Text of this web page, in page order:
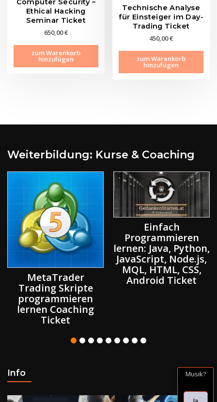
Computer Security –
Ethical Hacking
Seminar Ticket
650,00€
zum Warenkorb
hinzufügen
Technische Analyse
für Einsteiger im Day-
Trading Ticket
450,00€
zum Warenkorb
hinzufügen
Weiterbildung: Kurse & Coaching
Einfach
Programmieren
lernen: Java, Python,
JavaScript, Node.js,
MQL, HTML, CSS,
Android Ticket
Künstliche
Intelligenz Seminar
& Big Data Science
Workshop Ticket
Musik?